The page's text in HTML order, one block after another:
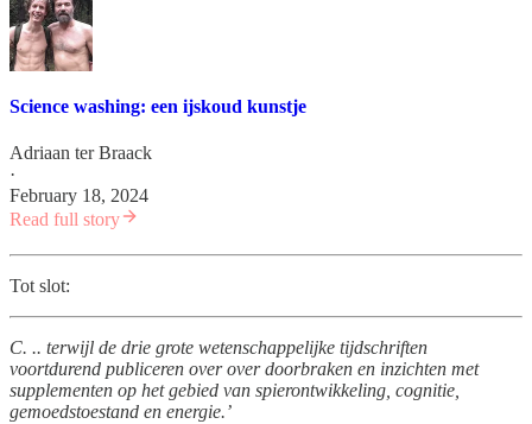
Science washing: een ijskoud kunstje
Adriaan ter Braack
·
February 18, 2024
Read full story
Tot slot:
C. .. terwijl de drie grote wetenschappelijke tijdschriften
voortdurend publiceren over over doorbraken en inzichten met
supplementen op het gebied van spierontwikkeling, cognitie,
gemoedstoestand en energie.’